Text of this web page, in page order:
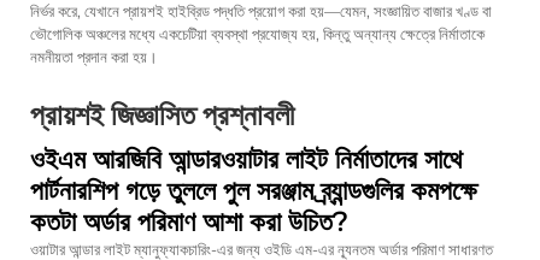
নির্ভর করে, যেখানে প্রায়শই হাইব্রিড পদ্ধতি প্রয়োগ করা হয়—যেমন, সংজ্ঞায়িত বাজার খণ্ড বা
ভৌগোলিক অঞ্চলের মধ্যে একচেটিয়া ব্যবস্থা প্রযোজ্য হয়, কিন্তু অন্যান্য ক্ষেত্রে নির্মাতাকে
নমনীয়তা প্রদান করা হয়।
প্রায়শই জিজ্ঞাসিত প্রশ্নাবলী
ওইএম আরজিবি আন্ডারওয়াটার লাইট নির্মাতাদের সাথে
পার্টনারশিপ গড়ে তুললে পুল সরঞ্জাম ব্র্যান্ডগুলির কমপক্ষে
কতটা অর্ডার পরিমাণ আশা করা উচিত?
ওয়াটার আন্ডার লাইট ম্যানুফ্যাকচারিং-এর জন্য ওইডি এম-এর ন্যূনতম অর্ডার পরিমাণ সাধারণত